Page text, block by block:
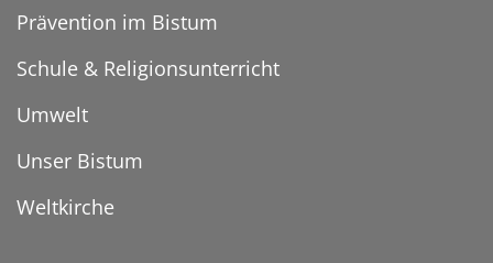
Prävention im Bistum
Schule & Religionsunterricht
Umwelt
Unser Bistum
Weltkirche